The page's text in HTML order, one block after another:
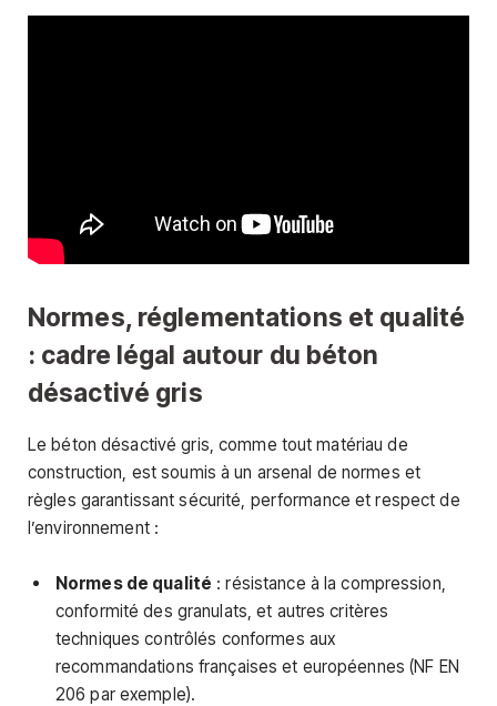
Normes, réglementations et qualité
: cadre légal autour du béton
désactivé gris
Le béton désactivé gris, comme tout matériau de
construction, est soumis à un arsenal de normes et
règles garantissant sécurité, performance et respect de
l’environnement :
Normes de qualité : résistance à la compression,
conformité des granulats, et autres critères
techniques contrôlés conformes aux
recommandations françaises et européennes (NF EN
206 par exemple).